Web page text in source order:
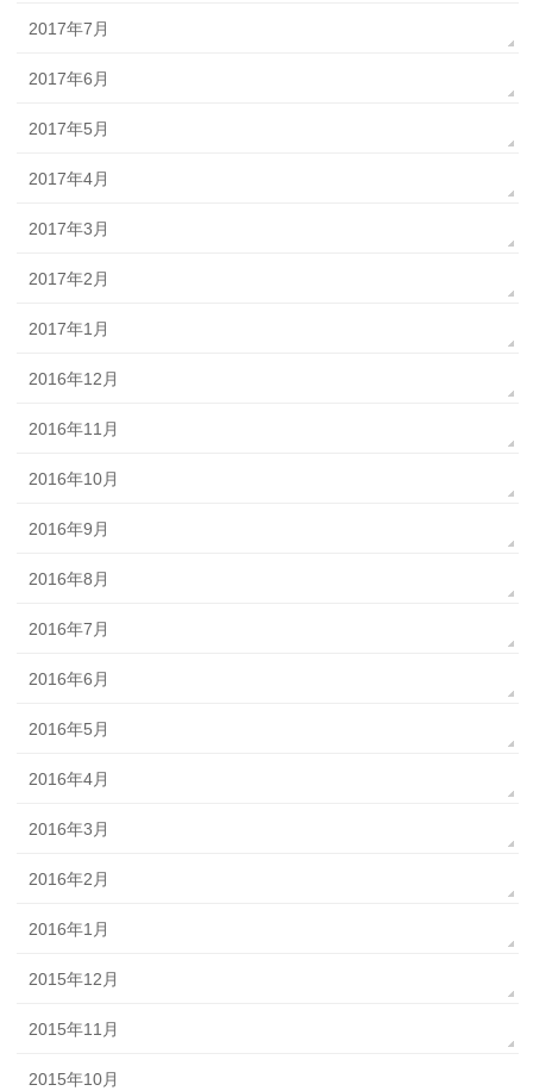
2017年7月
2017年6月
2017年5月
2017年4月
2017年3月
2017年2月
2017年1月
2016年12月
2016年11月
2016年10月
2016年9月
2016年8月
2016年7月
2016年6月
2016年5月
2016年4月
2016年3月
2016年2月
2016年1月
2015年12月
2015年11月
2015年10月